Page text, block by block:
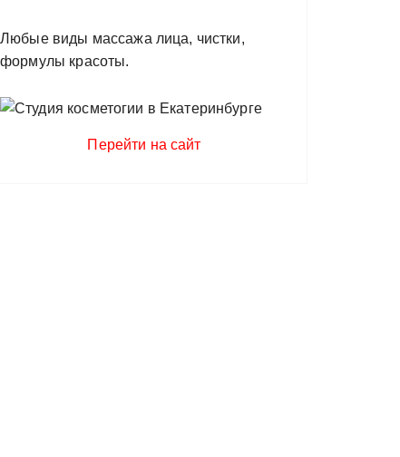
Любые виды массажа лица, чистки,
формулы красоты.
Перейти на сайт